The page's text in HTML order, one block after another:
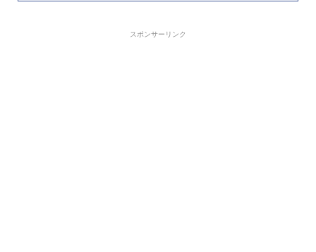
スポンサーリンク